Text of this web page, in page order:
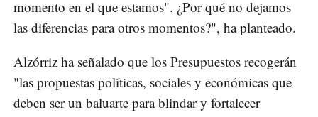
momento en el que estamos". ¿Por qué no dejamos
las diferencias para otros momentos?", ha planteado.
Alzórriz ha señalado que los Presupuestos recogerán
"las propuestas políticas, sociales y económicas que
deben ser un baluarte para blindar y fortalecer